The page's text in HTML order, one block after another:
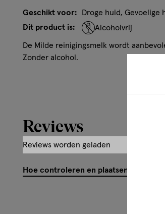
Geschikt voor:
Droge huid, Gevoelige
Dit product is:
Alcoholvrij
De Milde reinigingsmelk wordt
Zonder alcohol.
Reviews
Reviews worden geladen
Hoe controleren en plaatsen wij